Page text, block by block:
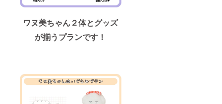
ワヌ美ちゃん２体とグッズ
が揃うプランです！